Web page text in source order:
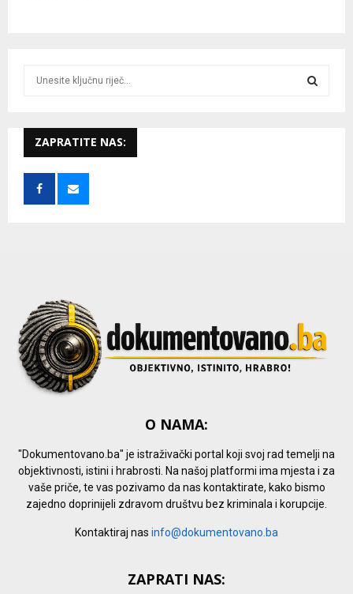
h
f
r
ZAPRATITE NAS:
O NAMA:
"Dokumentovano.ba" je istraživački portal koji svoj rad temelji na
objektivnosti, istini i hrabrosti. Na našoj platformi ima mjesta i za
vaše priče, te vas pozivamo da nas kontaktirate, kako bismo
zajedno doprinijeli zdravom društvu bez kriminala i korupcije.
Kontaktiraj nas info@dokumentovano.ba
ZAPRATI NAS: